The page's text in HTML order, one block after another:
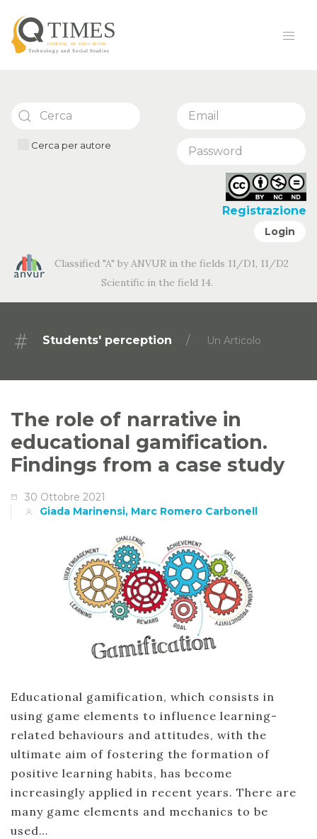
Cerca per autore
Registrazione
Login
Classified "A" by ANVUR in the fields 11/D1, 11/D2
Scientific in the field 14.
Students' perception Un Articolo
The role of narrative in
educational gamification.
Findings from a case study
30 Ottobre 2021
Giada Marinensi, Marc Romero Carbonell
Educational gamification, which consists in
using game elements to influence learning-
related behaviours and attitudes, with the
ultimate aim of fostering the formation of
positive learning habits, has become
increasingly applied in recent years. There are
many game elements and mechanics to be
used…